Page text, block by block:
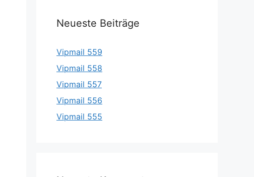
Neueste Beiträge
Vipmail 559
Vipmail 558
Vipmail 557
Vipmail 556
Vipmail 555